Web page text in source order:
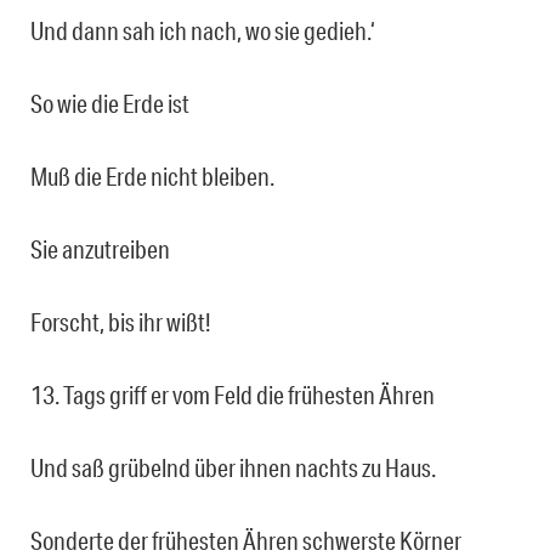
Und dann sah ich nach, wo sie gedieh.‘
So wie die Erde ist
Muß die Erde nicht bleiben.
Sie anzutreiben
Forscht, bis ihr wißt!
13. Tags griff er vom Feld die frühesten Ähren
Und saß grübelnd über ihnen nachts zu Haus.
Sonderte der frühesten Ähren schwerste Körner